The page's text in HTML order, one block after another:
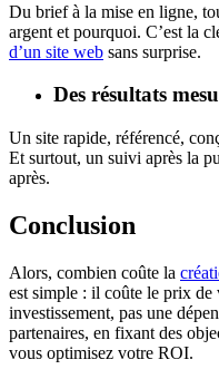
Du brief à la mise en ligne,
argent et pourquoi. C’est la
d’un site web sans surprise.
Des résultats
Un site rapide, référencé,
Et surtout, un suivi après la
après.
Conclusion
Alors, combien coûte la
est simple : il coûte le prix
investissement, pas une
partenaires, en fixant des
vous optimisez votre ROI.